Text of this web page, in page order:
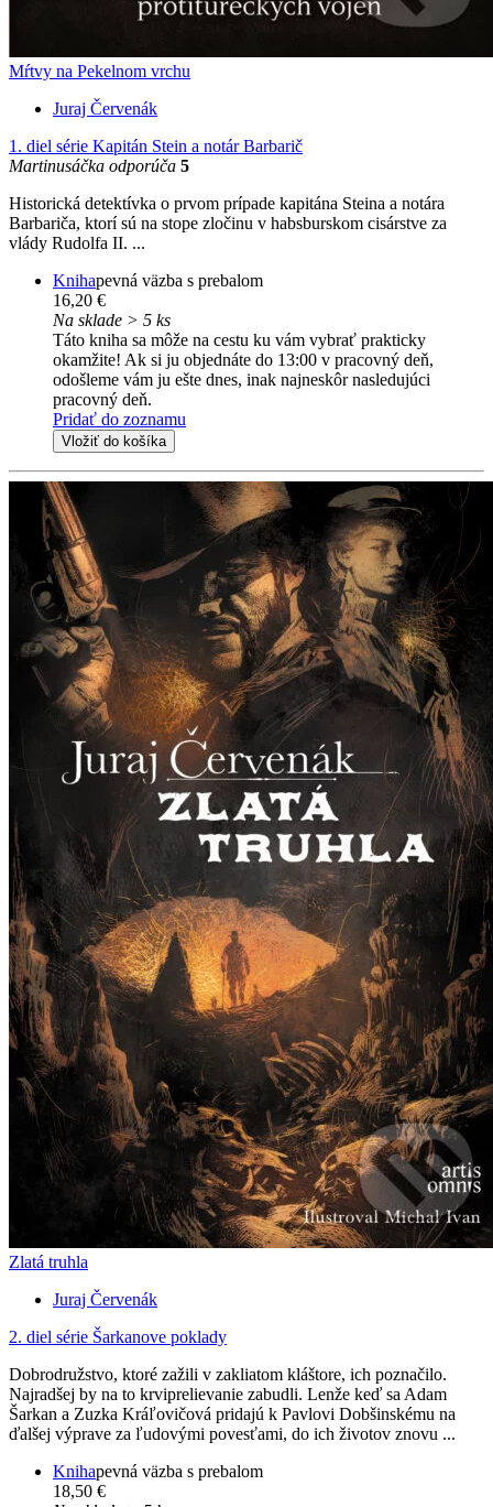
Mŕtvy na Pekelnom vrchu
Juraj Červenák
1. diel série Kapitán Stein a notár Barbarič
Martinusáčka odporúča 5
Historická detektívka o prvom prípade kapitána Steina a notára
Barbariča, ktorí sú na stope zločinu v habsburskom cisárstve za
vlády Rudolfa II. ...
Knihapevná väzba s prebalom
16,20 €
Na sklade > 5 ks
Táto kniha sa môže na cestu ku vám vybrať prakticky
okamžite! Ak si ju objednáte do 13:00 v pracovný deň,
odošleme vám ju ešte dnes, inak najneskôr nasledujúci
pracovný deň.
Pridať do zoznamu
Vložiť do košíka
Zlatá truhla
Juraj Červenák
2. diel série Šarkanove poklady
Dobrodružstvo, ktoré zažili v zakliatom kláštore, ich poznačilo.
Najradšej by na to krviprelievanie zabudli. Lenže keď sa Adam
Šarkan a Zuzka Kráľovičová pridajú k Pavlovi Dobšinskému na
ďalšej výprave za ľudovými povesťami, do ich životov znovu ...
Knihapevná väzba s prebalom
18,50 €